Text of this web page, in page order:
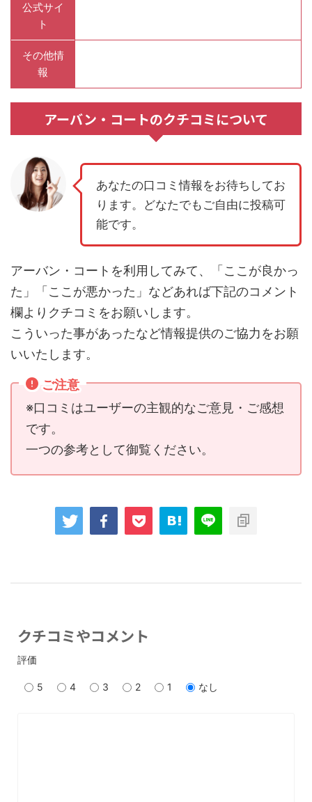
公式サイ
ト
その他情
報
アーバン・コートのクチコミについて
あなたの口コミ情報をお待ちしてお
ります。どなたでもご自由に投稿可
能です。
アーバン・コートを利用してみて、「ここが良かっ
た」「ここが悪かった」などあれば下記のコメント
欄よりクチコミをお願いします。
こういった事があったなど情報提供のご協力をお願
いいたします。
ご注意
※口コミはユーザーの主観的なご意見・ご感想
です。
一つの参考として御覧ください。
クチコミやコメント
評価
5 4 3 2 1 なし